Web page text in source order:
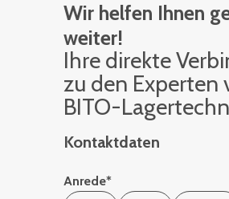
Wir helfen Ihnen
weiter!
Ihre di­rek­te
zu den Ex­per­ten
BITO-
Kontaktdaten
Anrede*